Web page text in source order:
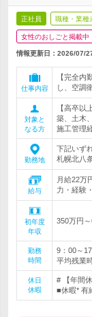
正社員 職種・業種
女性のおしごと掲載中
情報更新日：2026/07/
仕事内容
【完全内
し、空調
対象と
なる方
【高卒
築、土木
施工管理
勤務地
下記いず
札幌北八
給与
月給22万
力・経験
初年度
年収
350万円
勤務
時間
9：00～
平均残業
休日
休暇
# 【年間
■休暇* 有